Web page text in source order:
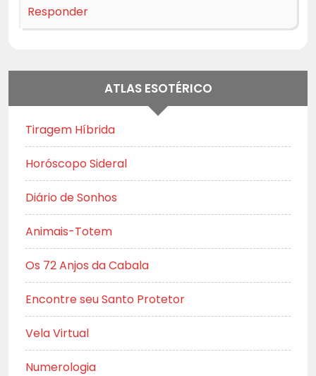
Responder
ATLAS ESOTÉRICO
Tiragem Híbrida
Horóscopo Sideral
Diário de Sonhos
Animais-Totem
Os 72 Anjos da Cabala
Encontre seu Santo Protetor
Vela Virtual
Numerologia